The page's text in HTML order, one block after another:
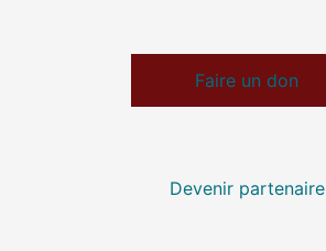
Faire un don
Devenir partenaire